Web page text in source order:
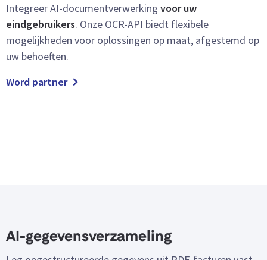
Integreer AI-documentverwerking voor uw
eindgebruikers. Onze OCR-API biedt flexibele
mogelijkheden voor oplossingen op maat, afgestemd op
uw behoeften.
Word partner
AI-gegevensverzameling